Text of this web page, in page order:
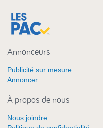
Annonceurs
Publicité sur mesure
Annoncer
À propos de nous
Nous joindre